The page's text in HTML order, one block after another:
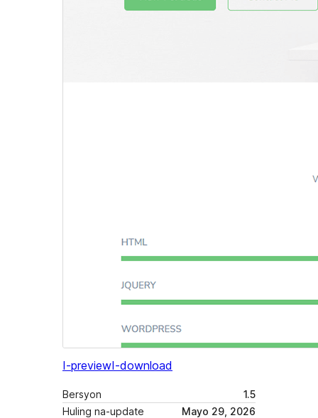
I-previewI-download
Bersyon
1.5
Huling na-update
Mayo 29, 2026